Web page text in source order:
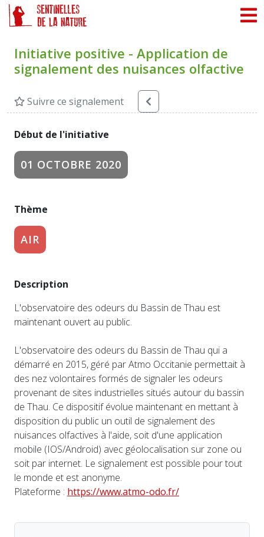
Initiative positive - Application de
signalement des nuisances olfactive
Suivre ce signalement
Début de l'initiative
01 OCTOBRE 2020
Thème
AIR
Description
L'observatoire des odeurs du Bassin de Thau est
maintenant ouvert au public.
L'observatoire des odeurs du Bassin de Thau qui a
démarré en 2015, géré par Atmo Occitanie permettait à
des nez volontaires formés de signaler les odeurs
provenant de sites industrielles situés autour du bassin
de Thau. Ce dispositif évolue maintenant en mettant à
disposition du public un outil de signalement des
nuisances olfactives à l'aide, soit d'une application
mobile (IOS/Android) avec géolocalisation sur zone ou
soit par internet. Le signalement est possible pour tout
le monde et est anonyme.
Plateforme : https://www.atmo-odo.fr/
Panneau de gestion des cookies